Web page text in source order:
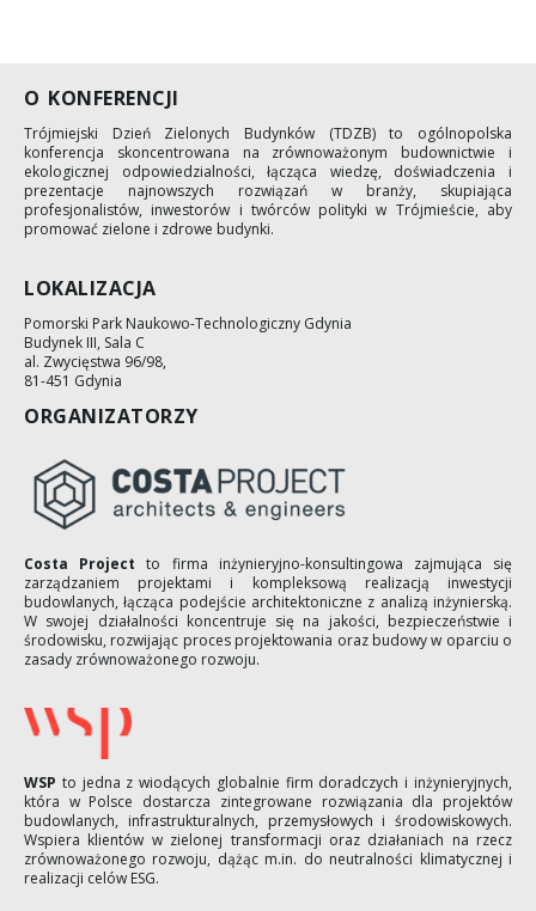
O KONFERENCJI
Trójmiejski Dzień Zielonych Budynków (TDZB) to ogólnopolska
konferencja skoncentrowana na zrównoważonym budownictwie i
ekologicznej odpowiedzialności, łącząca wiedzę, doświadczenia i
prezentacje najnowszych rozwiązań w branży, skupiająca
profesjonalistów, inwestorów i twórców polityki w Trójmieście, aby
promować zielone i zdrowe budynki.
LOKALIZACJA
Pomorski Park Naukowo-Technologiczny Gdynia
Budynek III, Sala C
al. Zwycięstwa 96/98,
81-451 Gdynia
ORGANIZATORZY
Costa Project to firma inżynieryjno-konsultingowa zajmująca się
zarządzaniem projektami i kompleksową realizacją inwestycji
budowlanych, łącząca podejście architektoniczne z analizą inżynierską.
W swojej działalności koncentruje się na jakości, bezpieczeństwie i
środowisku, rozwijając proces projektowania oraz budowy w oparciu o
zasady zrównoważonego rozwoju.
WSP to jedna z wiodących globalnie firm doradczych i inżynieryjnych,
która w Polsce dostarcza zintegrowane rozwiązania dla projektów
budowlanych, infrastrukturalnych, przemysłowych i środowiskowych.
Wspiera klientów w zielonej transformacji oraz działaniach na rzecz
zrównoważonego rozwoju, dążąc m.in. do neutralności klimatycznej i
realizacji celów ESG.